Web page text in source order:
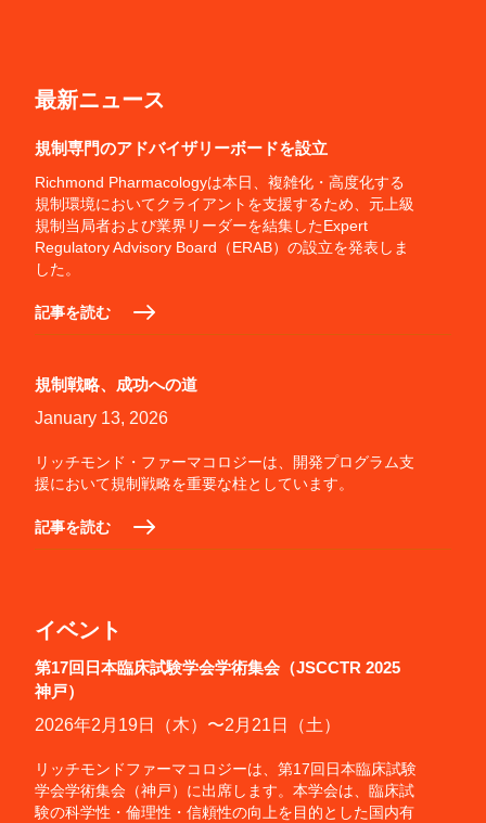
最新ニュース
規制専門のアドバイザリーボードを設立
Richmond Pharmacologyは本日、複雑化・高度化する
規制環境においてクライアントを支援するため、元上級
規制当局者および業界リーダーを結集したExpert
Regulatory Advisory Board（ERAB）の設立を発表しま
した。
記事を読む
規制戦略、成功への道
January 13, 2026
リッチモンド・ファーマコロジーは、開発プログラム支
援において規制戦略を重要な柱としています。
記事を読む
イベント
第17回日本臨床試験学会学術集会（JSCCTR 2025
神戸）
2026年2月19日（木）〜2月21日（土）
リッチモンドファーマコロジーは、第17回日本臨床試験
学会学術集会（神戸）に出席します。本学会は、臨床試
験の科学性・倫理性・信頼性の向上を目的とした国内有